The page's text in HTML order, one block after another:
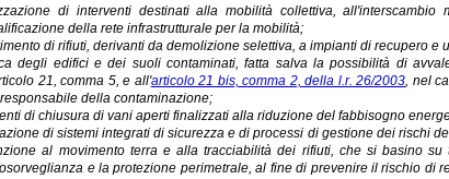
di interventi destinati alla mobilità collettiva,
della rete infrastrutturale per la mobilità;
di rifiuti, derivanti da demolizione selettiva, a impianti di recupero
degli edifici e dei suoli contaminati, fatta salva la possibilità di
21, comma 5, e all'articolo 21 bis, comma 2, della l.r. 26/2003, nel
della contaminazione;
di chiusura di vani aperti finalizzati alla riduzione del fabbisogno
di sistemi integrati di sicurezza e di processi di gestione dei rischi
al movimento terra e alla tracciabilità dei rifiuti, che si basino
e la protezione perimetrale, al fine di prevenire il rischio di